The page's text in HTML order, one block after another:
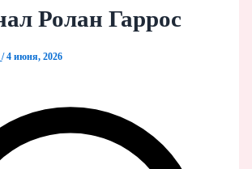
Ролан Гаррос
/4 июня, 2026